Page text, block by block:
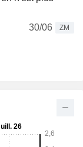
30/06
ZM